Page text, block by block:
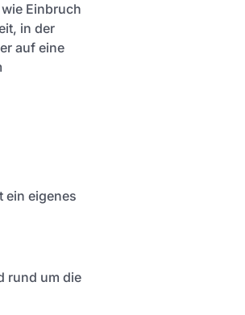
Einbruch
in der
auf eine
ein eigenes
rund um die